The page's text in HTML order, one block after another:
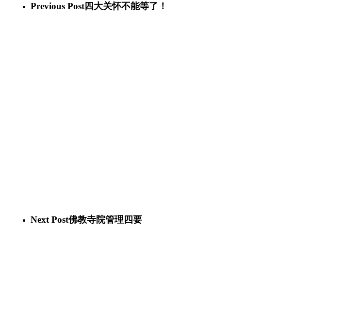
Previous Post四大关怀不能等了！
Next Post佛教寺院管理四要